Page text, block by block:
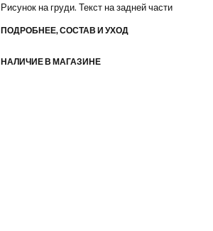
Рисунок на груди. Текст на задней части
ПОДРОБНЕЕ, СОСТАВ И УХОД
НАЛИЧИЕ В МАГАЗИНЕ